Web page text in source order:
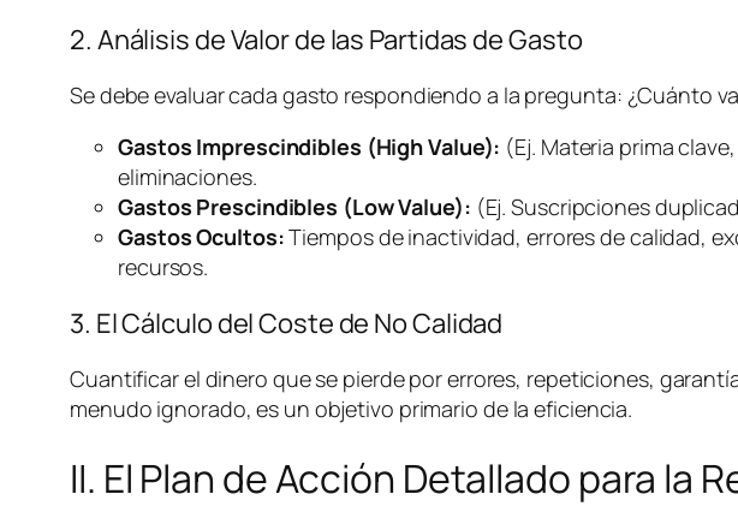
2. Análisis de Valor de las Partidas de Gasto
Se debe evaluar cada gasto respondiendo a la pregunta: ¿Cuánto
Gastos Imprescindibles (High Value): (Ej. Materia prima
eliminaciones.
Gastos Prescindibles (Low Value): (Ej. Suscripciones
Gastos Ocultos:Tiempos de inactividad, errores de calidad,
recursos.
3. El Cálculo del Coste de No Calidad
Cuantificar el dinero que se pierde por errores, repeticiones,
menudo ignorado, es un objetivo primario de la eficiencia.
II. El Plan de Acción Detallado para la